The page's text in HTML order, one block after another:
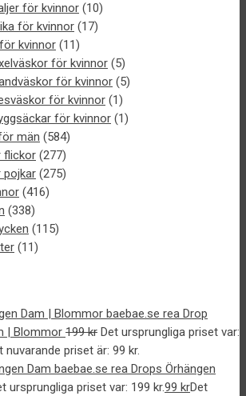
för kvinnor (10)
för kvinnor (17)
kvinnor (11)
för kvinnor (5)
för kvinnor (5)
för kvinnor (1)
för kvinnor (1)
män (584)
flickor (277)
pojkar (275)
(416)
(338)
(115)
(11)
Drop
| Blommor 199kr Det ursprungliga priset var:
nuvarande priset är: 99 kr.
Drops Örhängen
ursprungliga priset var: 199 kr.99 krDet